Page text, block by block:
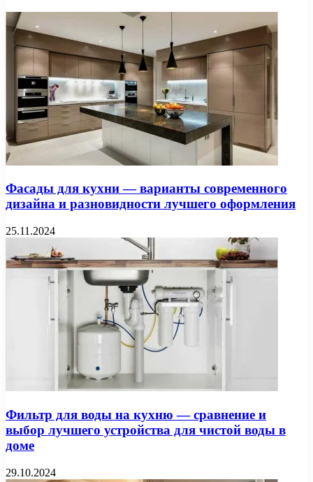
Фасады для кухни — варианты современного
дизайна и разновидности лучшего оформления
25.11.2024
Фильтр для воды на кухню — сравнение и
выбор лучшего устройства для чистой воды в
доме
29.10.2024